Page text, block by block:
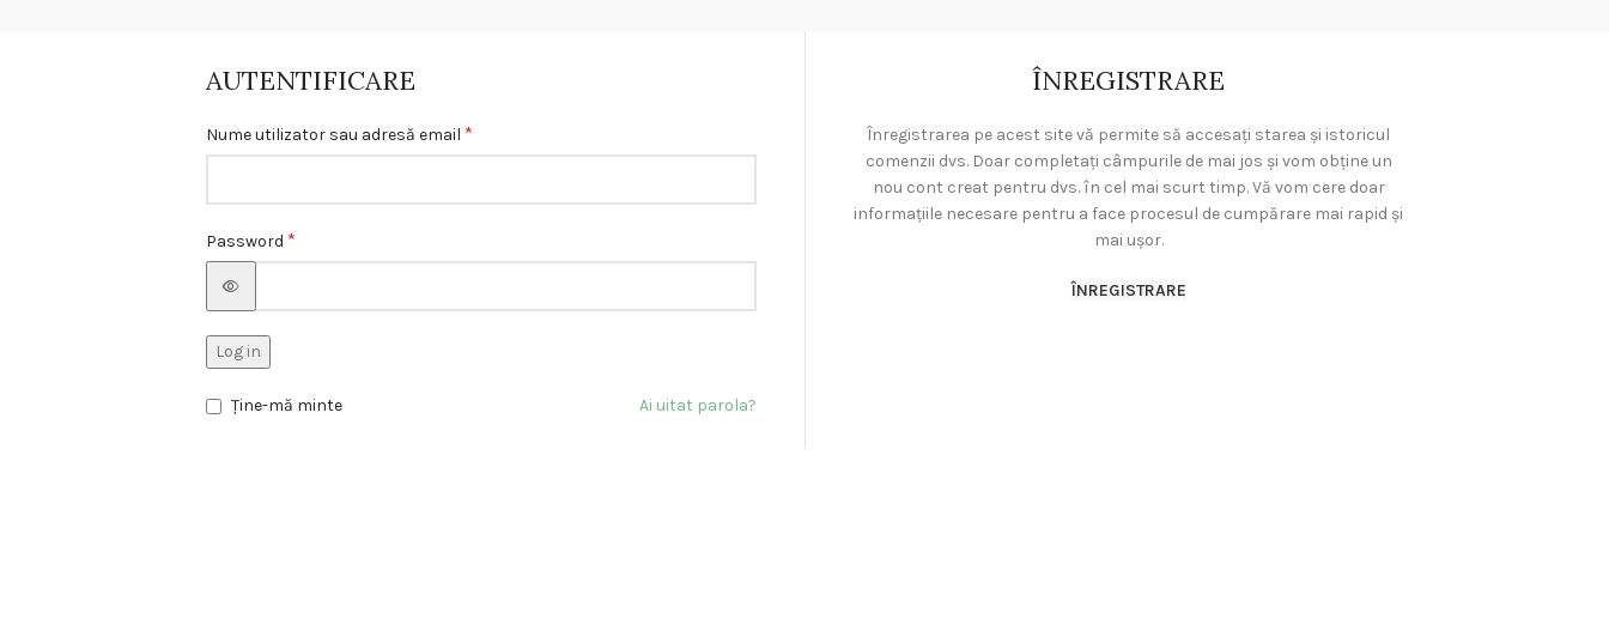
AUTENTIFICARE
Nume utilizator sau adresă email *
Password *
Log in
Ai uitat parola?
Ține-mă minte
ÎNREGISTRARE
Înregistrarea pe acest site vă permite să accesați starea și istoricul
comenzii dvs. Doar completați câmpurile de mai jos și vom obține un
nou cont creat pentru dvs. în cel mai scurt timp. Vă vom cere doar
informațiile necesare pentru a face procesul de cumpărare mai rapid și
mai ușor.
ÎNREGISTRARE